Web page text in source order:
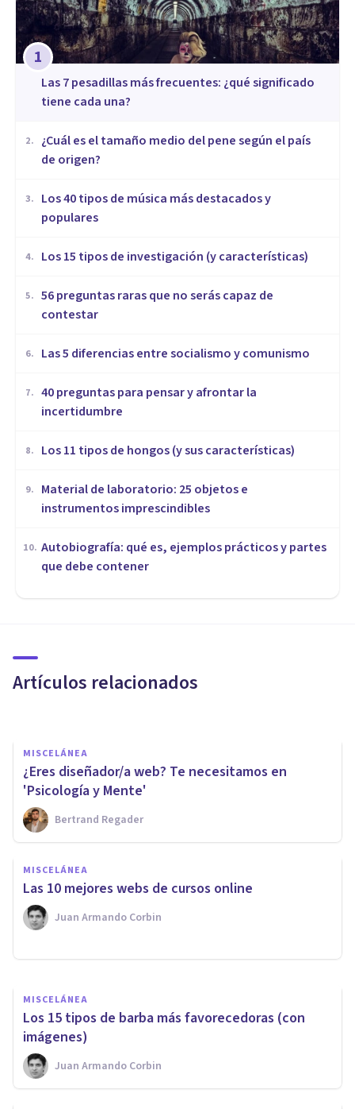
1
Las 7 pesadillas más frecuentes: ¿qué significado
tiene cada una?
2.
¿Cuál es el tamaño medio del pene según el país
de origen?
3.
Los 40 tipos de música más destacados y
populares
4. Los 15 tipos de investigación (y características)
5. 56 preguntas raras que no serás capaz de
contestar
6. Las 5 diferencias entre socialismo y comunismo
7. 40 preguntas para pensar y afrontar la
incertidumbre
8. Los 11 tipos de hongos (y sus características)
9.
Material de laboratorio: 25 objetos e
instrumentos imprescindibles
10. Autobiografía: qué es, ejemplos prácticos y partes
que debe contener
Artículos relacionados
llegando al corazón del cliente
MISCELÁNEA
¿Eres diseñador/a web? Te necesitamos en
'Psicología y Mente'
Bertrand Regader
MISCELÁNEA
Las 10 mejores webs de cursos online
Juan Armando Corbin
Las 5 diferencias entre
socialismo y comunismo
MISCELÁNEA
​Los 15 tipos de barba más favorecedoras (con
imágenes)
Juan Armando Corbin